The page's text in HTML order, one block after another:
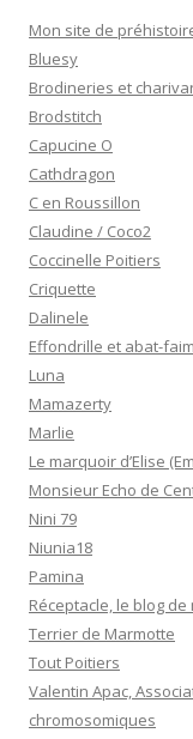
Mon site de
Bluesy
Brodineries et
Brodstitch
Capucine O
Cathdragon
C en Roussillon
Claudine / Coco2
Coccinelle Poitiers
Criquette
Dalinele
Effondrille et abat-faim
Luna
Mamazerty
Marlie
Le marquoir d’Elise
Monsieur Echo de
Nini 79
Niunia18
Pamina
Réceptacle, le blog
Terrier de Marmotte
Tout Poitiers
Valentin Apac,
chromosomiques